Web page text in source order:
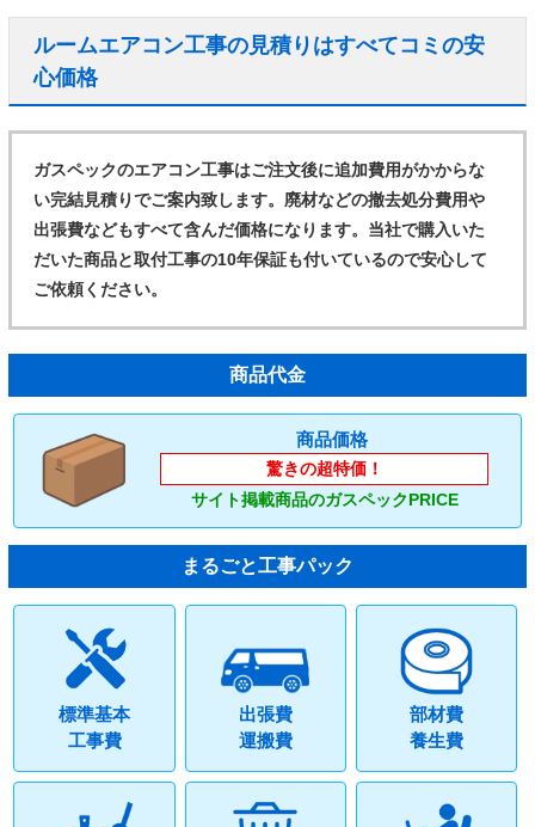
ルームエアコン工事の見積りはすべてコミの安
心価格
ガスペックのエアコン工事はご注文後に追加費用がかからな
い完結見積りでご案内致します。廃材などの撤去処分費用や
出張費などもすべて含んだ価格になります。当社で購入いた
だいた商品と取付工事の10年保証も付いているので安心して
ご依頼ください。
商品代金
商品価格
驚きの超特価！
サイト掲載商品のガスペックPRICE
まるごと工事パック
標準基本
工事費
出張費
運搬費
部材費
養生費